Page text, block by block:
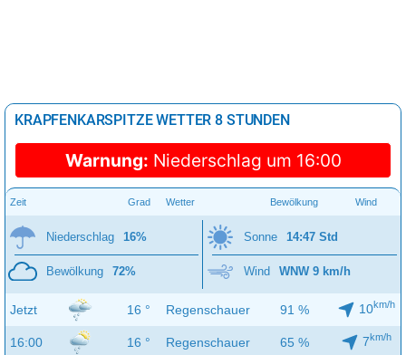
KRAPFENKARSPITZE WETTER 8 STUNDEN
Warnung: Niederschlag um 16:00
Zeit Grad Wetter Bewölkung Wind
Niederschlag 16%
Bewölkung 72%
Sonne 14:47 Std
Wind WNW 9 km/h
Jetzt 16 ° Regenschauer 91 % 10km/h
16:00 16 ° Regenschauer 65 % 7km/h